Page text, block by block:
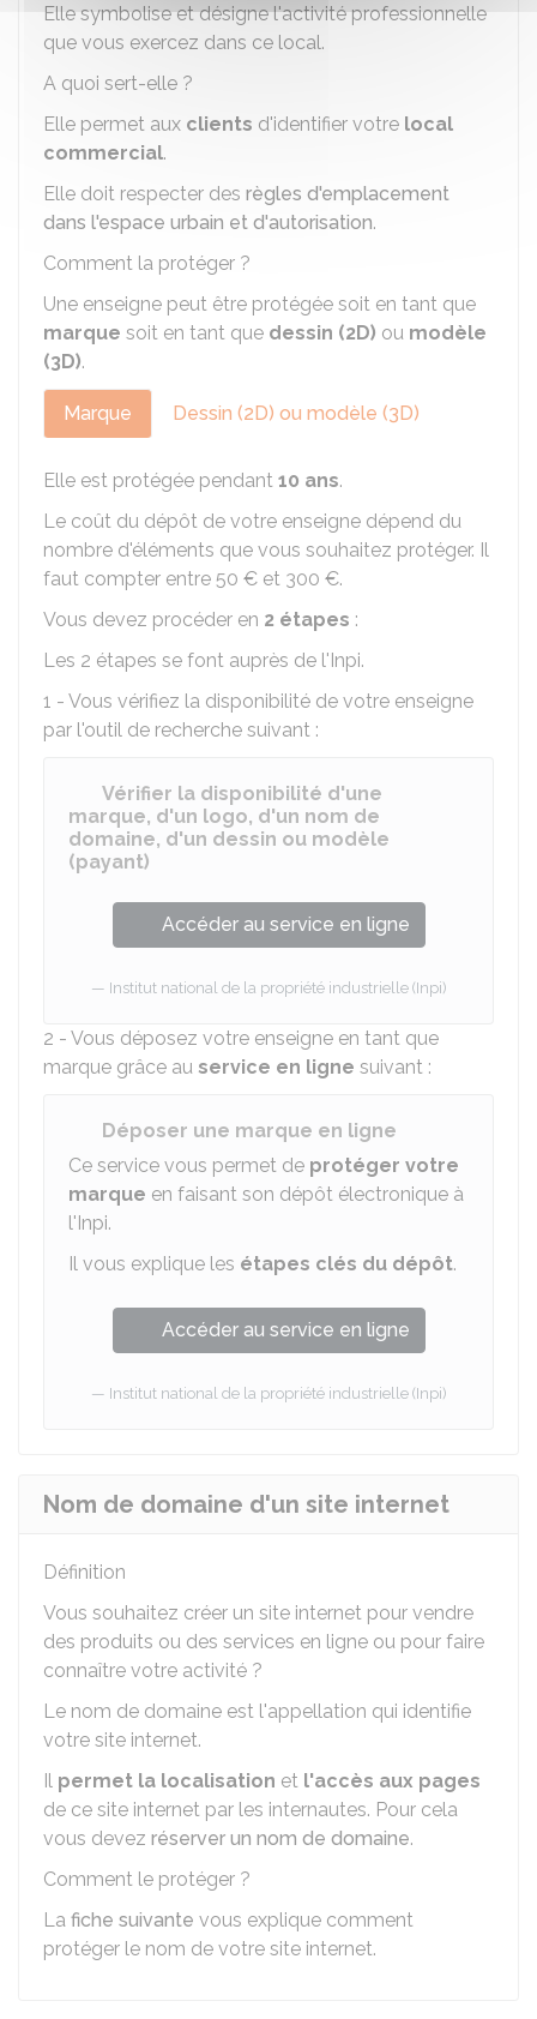
Elle symbolise et désigne l'activité professionnelle
que vous exercez dans ce local.
A quoi sert-elle ?
Elle permet aux clients d'identifier votre local
commercial.
Elle doit respecter des règles d'emplacement
dans l'espace urbain et d'autorisation.
Comment la protéger ?
Une enseigne peut être protégée soit en tant que
marque soit en tant que dessin (2D) ou modèle
(3D).
Marque Dessin (2D) ou modèle (3D)
Elle est protégée pendant 10 ans.
Le coût du dépôt de votre enseigne dépend du
nombre d'éléments que vous souhaitez protéger. Il
faut compter entre 50 € et 300 €.
Vous devez procéder en 2 étapes :
Les 2 étapes se font auprès de l'Inpi.
1 - Vous vérifiez la disponibilité de votre enseigne
par l'outil de recherche suivant :
Vérifier la disponibilité d'une
marque, d'un logo, d'un nom de
domaine, d'un dessin ou modèle
(payant)
Accéder au service en ligne
Institut national de la propriété industrielle (Inpi)
2 - Vous déposez votre enseigne en tant que
marque grâce au service en ligne suivant :
Déposer une marque en ligne
Ce service vous permet de protéger votre
marque en faisant son dépôt électronique à
l'Inpi.
Il vous explique les étapes clés du dépôt.
Accéder au service en ligne
Institut national de la propriété industrielle (Inpi)
Nom de domaine d'un site internet
Définition
Vous souhaitez créer un site internet pour vendre
des produits ou des services en ligne ou pour faire
connaître votre activité ?
Le nom de domaine est l'appellation qui identifie
votre site internet.
Il permet la localisation et l'accès aux pages
de ce site internet par les internautes. Pour cela
vous devez réserver un nom de domaine.
Comment le protéger ?
La fiche suivante vous explique comment
protéger le nom de votre site internet.